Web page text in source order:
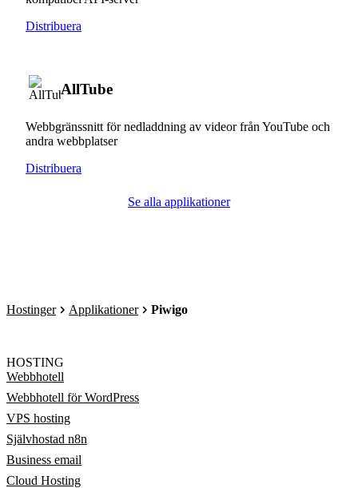
Distribuera
AllTube
Webbgränssnitt för nedladdning av videor från YouTube och
andra webbplatser
Distribuera
Se alla applikationer
Hostinger Applikationer Piwigo
HOSTING
Webbhotell
Webbhotell för WordPress
VPS hosting
Självhostad n8n
Business email
Cloud Hosting